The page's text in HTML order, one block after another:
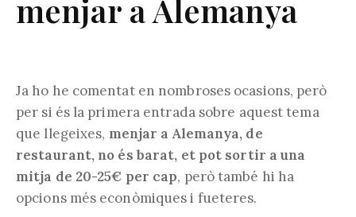
menjar a Alemanya
Ja ho he comentat en nombroses ocasions, però
per si és la primera entrada sobre aquest tema
que llegeixes, menjar a Alemanya, de
restaurant, no és barat, et pot sortir a una
mitja de 20-25€ per cap, però també hi ha
opcions més econòmiques i fueteres.